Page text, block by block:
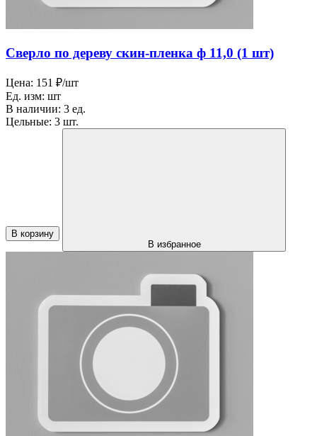
Сверло по дереву скин-пленка ф 11,0 (1 шт)
Цена: 151 ₽/шт
Ед. изм: шт
В наличии: 3 ед.
Цельные: 3 шт.
В корзину
В избранное